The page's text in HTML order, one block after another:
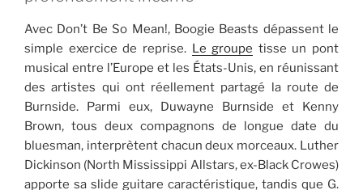
Avec Don’t Be So Mean!, Boogie Beasts dépassent le
simple exercice de reprise. Le groupe tisse un pont
musical entre l’Europe et les États-Unis, en réunissant
des artistes qui ont réellement partagé la route de
Burnside. Parmi eux, Duwayne Burnside et Kenny
Brown, tous deux compagnons de longue date du
bluesman, interprètent chacun deux morceaux. Luther
Dickinson (North Mississippi Allstars, ex-Black Crowes)
apporte sa slide guitare caractéristique, tandis que G.